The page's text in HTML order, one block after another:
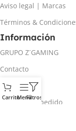
Aviso legal | Marcas
Términos &
Información
GRUPO Z´GAMING
Contacto
Mi cuenta
Rastrear mi pedido
CarritoMenúFiltros